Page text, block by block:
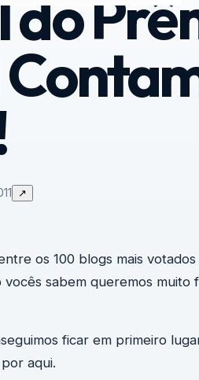
↗
os 100 blogs mais
sabem queremos muito
ficar em primeiro
aqui.